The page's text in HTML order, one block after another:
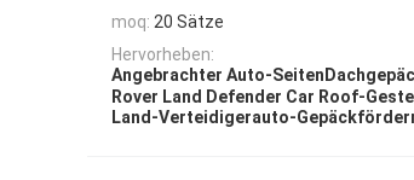
moq: 20 Sätze
Hervorheben:
Angebrachter Auto-
Rover Land Defender Car Roof-Gestell
Land-Verteidigerauto-